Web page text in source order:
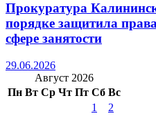
Прокуратура
порядке защитила
сфере занятости
29.06.2026
Август 2026
Пн Вт Ср Чт Пт Сб Вс
1
2